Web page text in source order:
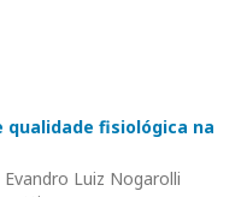
qualidade fisiológica na
Luiz Nogarolli